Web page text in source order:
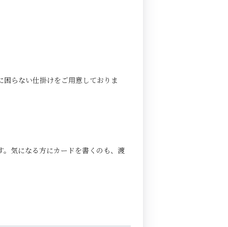
らない仕掛けをご用意しておりま
気になる方にカードを書くのも、渡